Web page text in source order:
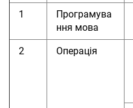
1
Програмува
ння мова
2 Операція